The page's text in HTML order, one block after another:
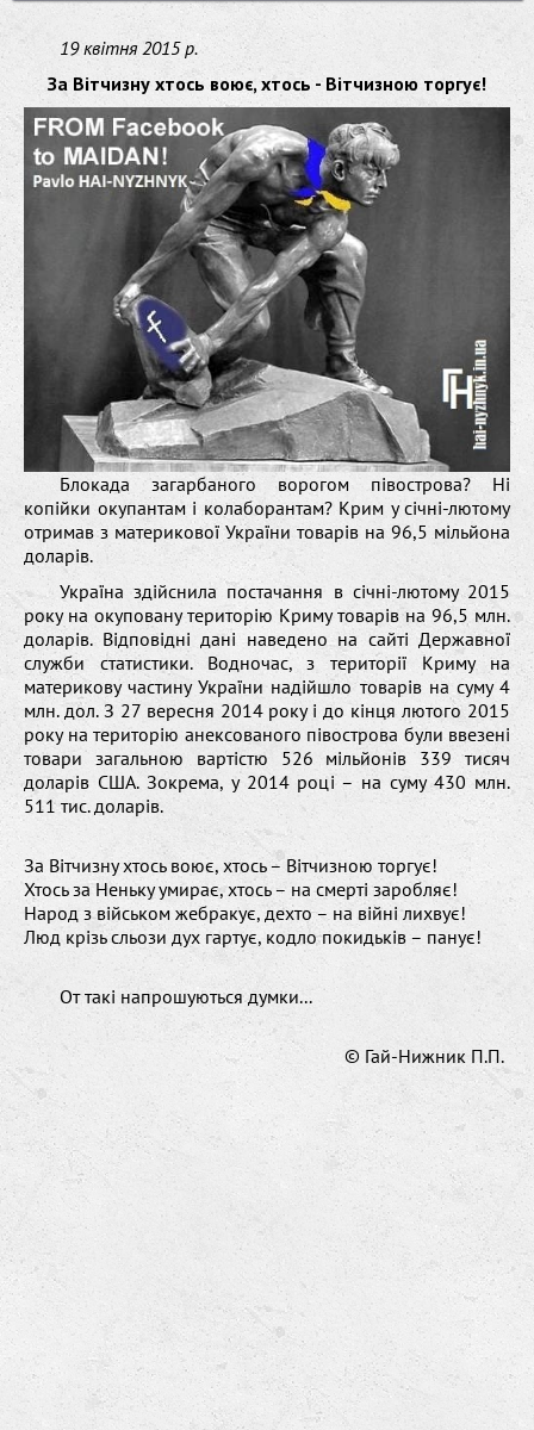
19 квітня 2015 р.
За Вітчизну хтось воює, хтось - Вітчизною торгує!
Блокада загарбаного ворогом півострова? Ні
копійки окупантам і колаборантам? Крим у січні-лютому
отримав з материкової України товарів на 96,5 мільйона
доларів.
Україна здійснила постачання в січні-лютому 2015
року на окуповану територію Криму товарів на 96,5 млн.
доларів. Відповідні дані наведено на сайті Державної
служби статистики. Водночас, з території Криму на
материкову частину України надійшло товарів на суму 4
млн. дол. З 27 вересня 2014 року і до кінця лютого 2015
року на територію анексованого півострова були ввезені
товари загальною вартістю 526 мільйонів 339 тисяч
доларів США. Зокрема, у 2014 році – на суму 430 млн.
511 тис. доларів.
За Вітчизну хтось воює, хтось – Вітчизною торгує!
Хтось за Неньку умирає, хтось – на смерті заробляє!
Народ з військом жебракує, дехто – на війні лихвує!
Люд крізь сльози дух гартує, кодло покидьків – панує!
От такі напрошуються думки...
© Гай-Нижник П.П.